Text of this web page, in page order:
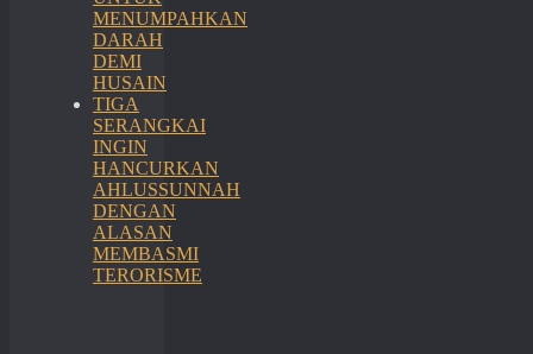
MENUMPAHKAN
DARAH
DEMI
HUSAIN
TIGA
SERANGKAI
INGIN
HANCURKAN
AHLUSSUNNAH
DENGAN
ALASAN
MEMBASMI
TERORISME